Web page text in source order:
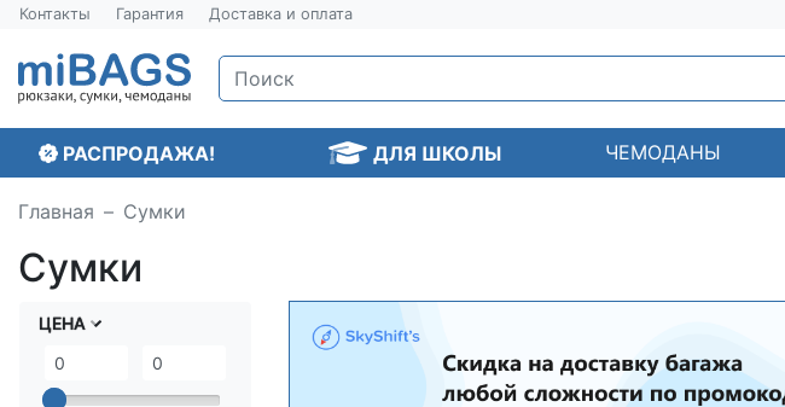
Контакты Гарантия Доставка и оплата
РАСПРОДАЖА! ДЛЯ ШКОЛЫ ЧЕМОДАНЫ
Главная Сумки
Сумки
ЦЕНА